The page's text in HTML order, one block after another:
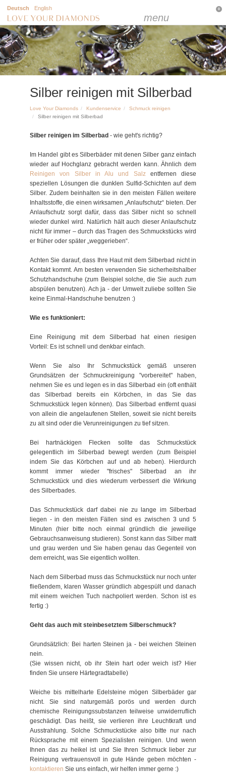
Deutsch English
menu
0
Silber reinigen mit Silberbad
Love Your Diamonds Kundenservice
Schmuck reinigen
Silber reinigen mit Silberbad
Silber reinigen im Silberbad - wie geht's richtig?
Im Handel gibt es Silberbäder mit denen Silber ganz einfach
wieder auf Hochglanz gebracht werden kann. Ähnlich dem
Reinigen von Silber in Alu und Salzentfernen diese
speziellen Lösungen die dunklen Sulfid-Schichten auf dem
Silber. Zudem beinhalten sie in den meisten Fällen weitere
Inhaltsstoffe, die einen wirksamen „Anlaufschutz“ bieten. Der
Anlaufschutz sorgt dafür, dass das Silber nicht so schnell
wieder dunkel wird. Natürlich hält auch dieser Anlaufschutz
nicht für immer – durch das Tragen des Schmuckstücks wird
er früher oder später „weggerieben“.
Achten Sie darauf, dass Ihre Haut mit dem Silberbad nicht in
Kontakt kommt. Am besten verwenden Sie sicherheitshalber
Schutzhandschuhe (zum Beispiel solche, die Sie auch zum
abspülen benutzen). Ach ja - der Umwelt zuliebe sollten Sie
keine Einmal-Handschuhe benutzen :)
Wie es funktioniert:
Eine Reinigung mit dem Silberbad hat einen riesigen
Vorteil: Es ist schnell und denkbar einfach.
Wenn Sie also Ihr Schmuckstück gemäß unseren
Grundsätzen der Schmuckreinigung "vorbereitet" haben,
nehmen Sie es und legen es in das Silberbad ein (oft enthält
das Silberbad bereits ein Körbchen, in das Sie das
Schmuckstück legen können). Das Silberbad entfernt quasi
von allein die angelaufenen Stellen, soweit sie nicht bereits
zu alt sind oder die Verunreinigungen zu tief sitzen.
Bei hartnäckigen Flecken sollte das Schmuckstück
gelegentlich im Silberbad bewegt werden (zum Beispiel
indem Sie das Körbchen auf und ab heben). Hierdurch
kommt immer wieder "frisches" Silberbad an ihr
Schmuckstück und dies wiederum verbessert die Wirkung
des Silberbades.
Das Schmuckstück darf dabei nie zu lange im Silberbad
liegen - in den meisten Fällen sind es zwischen 3 und 5
Minuten (hier bitte noch einmal gründlich die jeweilige
Gebrauchsanweisung studieren). Sonst kann das Silber matt
und grau werden und Sie haben genau das Gegenteil von
dem erreicht, was Sie eigentlich wollten.
Nach dem Silberbad muss das Schmuckstück nur noch unter
fließendem, klaren Wasser gründlich abgespült und danach
mit einem weichen Tuch nachpoliert werden. Schon ist es
fertig :)
Geht das auch mit steinbesetztem Silberschmuck?
Grundsätzlich: Bei harten Steinen ja - bei weichen Steinen
nein.
(Sie wissen nicht, ob ihr Stein hart oder weich ist? Hier
finden Sie unsere Härtegradtabelle)
Weiche bis mittelharte Edelsteine mögen Silberbäder gar
nicht. Sie sind naturgemäß porös und werden durch
chemische Reinigungssubstanzen teilweise unwiderruflich
geschädigt. Das heißt, sie verlieren ihre Leuchtkraft und
Ausstrahlung. Solche Schmuckstücke also bitte nur nach
Rücksprache mit einem Spezialisten reinigen. Und wenn
Ihnen das zu heikel ist und Sie Ihren Schmuck lieber zur
Reinigung vertrauensvoll in gute Hände geben möchten -
kontaktieren Sie uns einfach, wir helfen immer gerne :)